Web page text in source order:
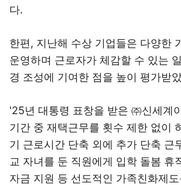
다.
한편, 지난해 수상 기업들은 다양한
운영하며 근로자가 체감할 수 있는
경 조성에 기여한 점을 높이 평가받
'25년 대통령 표창을 받은 ㈜신세계
기간 중 재택근무를 횟수 제한 없이
기 근로시간 단축 외에 추가 단축 근
교 자녀를 둔 직원에게 입학 돌봄 휴
자금 지원 등 선도적인 가족친화제